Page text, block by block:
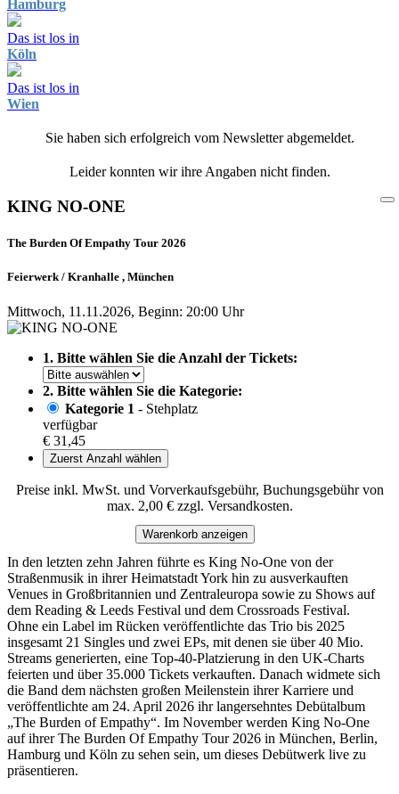
Hamburg
Das ist los in
Köln
Das ist los in
Wien
Sie haben sich erfolgreich vom Newsletter abgemeldet.
Leider konnten wir ihre Angaben nicht finden.
KING NO-ONE
The Burden Of Empathy Tour 2026
Feierwerk / Kranhalle , München
Mittwoch, 11.11.2026, Beginn: 20:00 Uhr
1. Bitte wählen Sie die Anzahl der Tickets:
2. Bitte wählen Sie die Kategorie:
Kategorie 1 - Stehplatz
verfügbar
€ 31,45
Zuerst Anzahl wählen
Preise inkl. MwSt. und Vorverkaufsgebühr, Buchungsgebühr von
max. 2,00 € zzgl. Versandkosten.
Warenkorb anzeigen
In den letzten zehn Jahren führte es King No-One von der
Straßenmusik in ihrer Heimatstadt York hin zu ausverkauften
Venues in Großbritannien und Zentraleuropa sowie zu Shows auf
dem Reading & Leeds Festival und dem Crossroads Festival.
Ohne ein Label im Rücken veröffentlichte das Trio bis 2025
insgesamt 21 Singles und zwei EPs, mit denen sie über 40 Mio.
Streams generierten, eine Top-40-Platzierung in den UK-Charts
feierten und über 35.000 Tickets verkauften. Danach widmete sich
die Band dem nächsten großen Meilenstein ihrer Karriere und
veröffentlichte am 24. April 2026 ihr langersehntes Debütalbum
„The Burden of Empathy“. Im November werden King No-One
auf ihrer The Burden Of Empathy Tour 2026 in München, Berlin,
Hamburg und Köln zu sehen sein, um dieses Debütwerk live zu
präsentieren.